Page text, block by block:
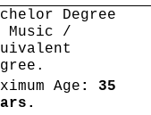
Degree
Music /
Age : 35